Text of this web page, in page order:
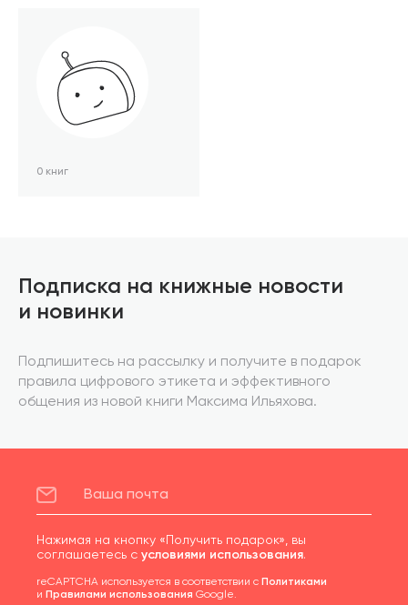
0 книг
Подписка на книжные новости
и новинки
Подпишитесь на рассылку и получите в подарок
правила цифрового этикета и эффективного
общения из новой книги Максима Ильяхова.
Нажимая на кнопку «Получить подарок», вы
соглашаетесь с условиями использования.
reCAPTCHA используется в соответствии с Политиками
и Правилами использования Google.